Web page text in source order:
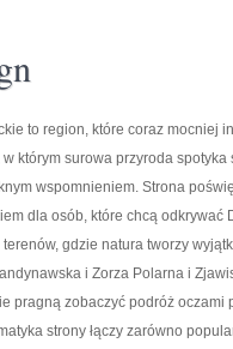
to region, które coraz mocniej
w którym surowa przyroda
wspomnieniem. Strona
dla osób, które chcą
terenów, gdzie natura tworzy
i Zorza Polarna i
pragną zobaczyć podróż oczami
strony łączy zarówno